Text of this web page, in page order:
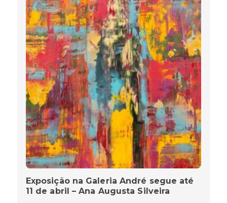
Exposição na Galeria André segue até
11 de abril – Ana Augusta Silveira